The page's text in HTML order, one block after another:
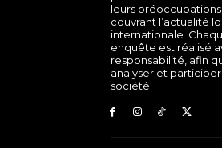
leurs
couvrant l’actualité
internationale.
enquête est réalisé
responsabilité, afin
analyser et
société.